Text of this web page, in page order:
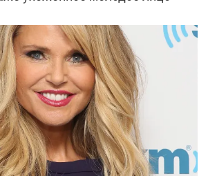
даже заставляет
в злоупотреблении
напитками. Конечно, такое
вещей доставляет не только
но и психологический
дискомфорт.